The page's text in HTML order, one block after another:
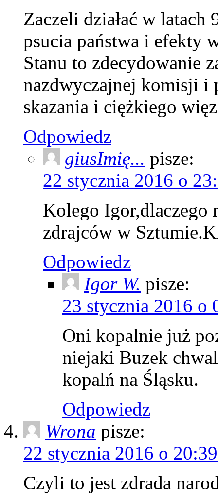
Zaczeli działać w latach
psucia państwa i efekty
Stanu to zdecydowanie
nazdwyczajnej komisji i
skazania i ciężkiego
Odpowiedz
giusImię... pisze:
22 stycznia 2016 o
Kolego Igor,dlaczego
zdrajców w
Odpowiedz
Igor W. pisze:
23 stycznia 2016 o
Oni kopalnie już
niejaki Buzek
kopalń na Śląsku.
Odpowiedz
Wrona pisze:
22 stycznia 2016 o 20:39
Czyli to jest zdrada